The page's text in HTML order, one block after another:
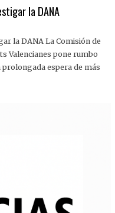
la DANA
la DANA La Comisión de
Valencianes pone rumbo
espera de más